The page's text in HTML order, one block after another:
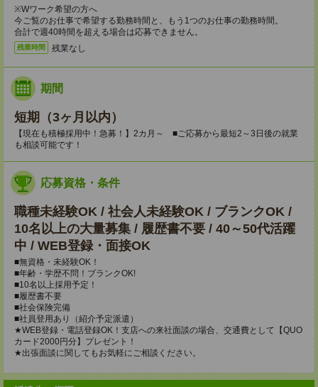
※Wワーク希望の方へ
今ご覧のお仕事で希望する勤務時間と、もう1つのお仕事の勤務時間。
合計で週40時間を超える場合は応募できません。
残業時間 残業なし
期間
短期（3ヶ月以内）
【現在も積極採用中！急募！】2カ月～ ■ご応募から最短2～3日後の就業
も相談可能です！
応募資格・条件
職種未経験OK / 社会人未経験OK / ブランクOK /
10名以上の大量募集 / 履歴書不要 / 40～50代活躍
中 / WEB登録・面接OK
■無資格・未経験OK！
■年齢・学歴不問！ブランクOK!
■10名以上採用予定！
■履歴書不要
■社会保険完備
■社員登用あり（紹介予定派遣）
★WEB登録・電話登録OK！支店への来社面談の場合、交通費として【QUO
カード2000円分】プレゼント！
★出張面談に関してもお気軽にご相談ください。